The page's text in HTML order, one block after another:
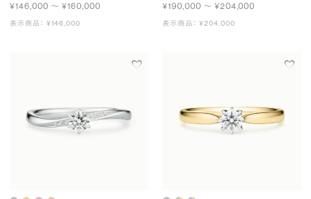
¥146,000 〜 ¥160,000
表示商品： ¥146,000
¥190,000 〜 ¥204,000
表示商品： ¥204,000